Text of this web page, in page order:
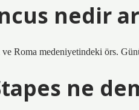
nedir
ve Roma medeniyetindeki örs.
ne